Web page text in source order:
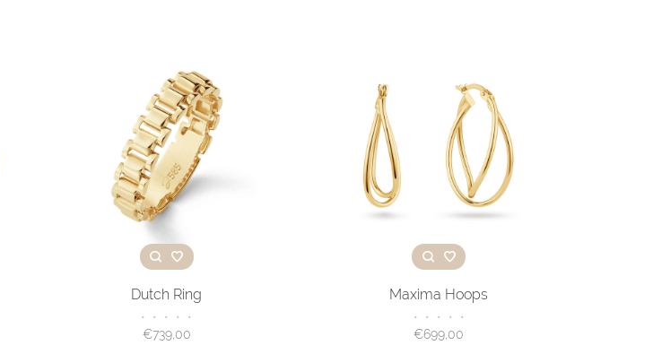
Dutch Ring
• • • • •
€739,00
Maxima Hoops
• • • • •
€699,00